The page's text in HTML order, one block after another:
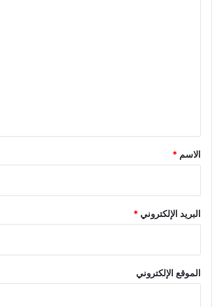
*
الاسم *
البريد الإلكتروني*
الموقع الإلكتروني